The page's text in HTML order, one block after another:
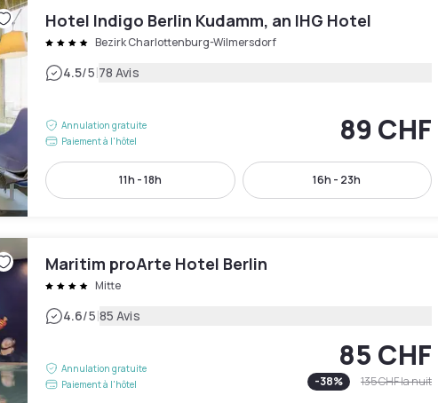
Hotel Indigo Berlin Kudamm, an IHG Hotel
Bezirk Charlottenburg-Wilmersdorf
4.5/5|78 Avis
Annulation gratuite
Paiement à l'hôtel
89 CHF
11h - 18h 16h - 23h
Maritim proArte Hotel Berlin
Mitte
4.6/5|85 Avis
Annulation gratuite
Paiement à l'hôtel
85 CHF
-38% 135 CHFla nuit